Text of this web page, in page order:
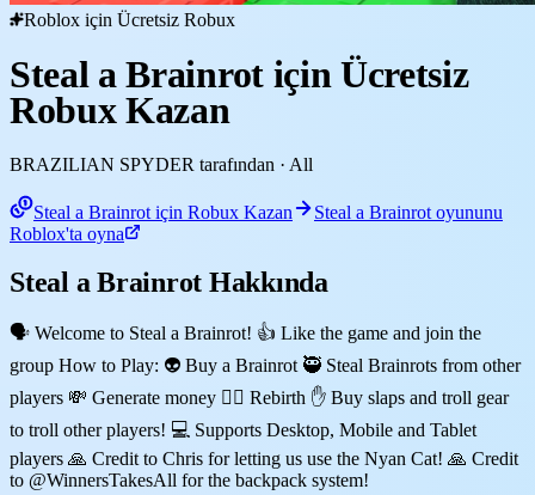
Roblox için Ücretsiz Robux
Steal a Brainrot için Ücretsiz
Robux Kazan
BRAZILIAN SPYDER tarafından · All
Steal a Brainrot için Robux Kazan
Steal a Brainrot oyununu
Roblox'ta oyna
Steal a Brainrot Hakkında
🗣️ Welcome to Steal a Brainrot! 👍 Like the game and join the
group How to Play: 👽 Buy a Brainrot 🥷 Steal Brainrots from other
players 💸 Generate money 🐦‍🔥 Rebirth ✋ Buy slaps and troll gear
to troll other players! 💻 Supports Desktop, Mobile and Tablet
players 🙏 Credit to Chris for letting us use the Nyan Cat! 🙏 Credit
to @WinnersTakesAll for the backpack system!